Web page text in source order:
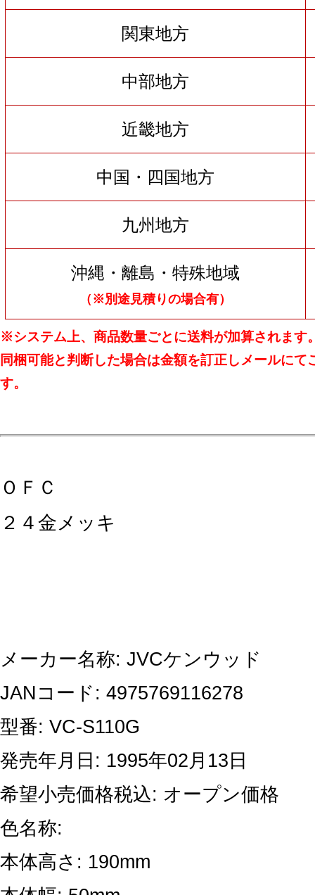
関東地方
中部地方
近畿地方
中国・四国地方
九州地方
沖縄・離島・特殊地域
（※別途見積りの場合有）
※システム上、商品数量ごとに送料が加算されます
同梱可能と判断した場合は金額を訂正しメールにて
す。
ＯＦＣ
２４金メッキ
メーカー名称: JVCケンウッド
JANコード: 4975769116278
型番: VC-S110G
発売年月日: 1995年02月13日
希望小売価格税込: オープン価格
色名称:
本体高さ: 190mm